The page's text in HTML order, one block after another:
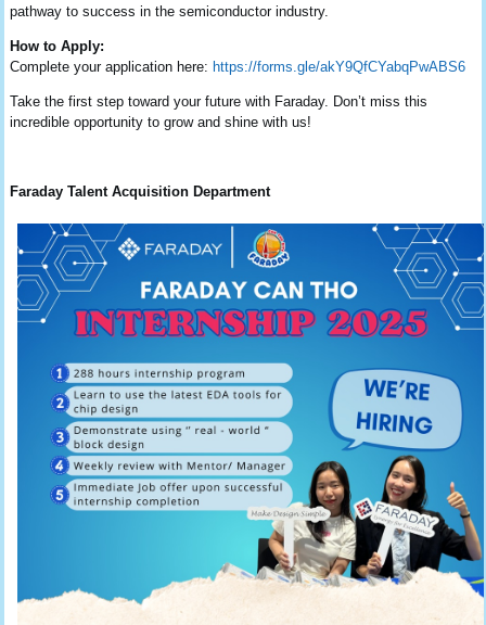
pathway to success in the semiconductor industry.
How to Apply:
Complete your application here: https://forms.gle/akY9QfCYabqPwABS6
Take the first step toward your future with Faraday. Don’t miss this
incredible opportunity to grow and shine with us!
Faraday Talent Acquisition Department